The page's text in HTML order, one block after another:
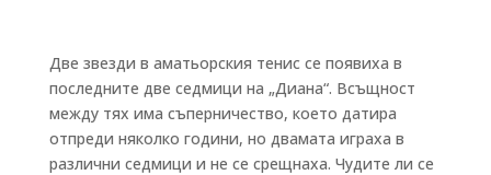
Две звезди в аматьорския тенис се появиха в
последните две седмици на „Диана“. Всъщност
между тях има съперничество, което датира
отпреди няколко години, но двамата играха в
различни седмици и не се срещнаха. Чудите ли се